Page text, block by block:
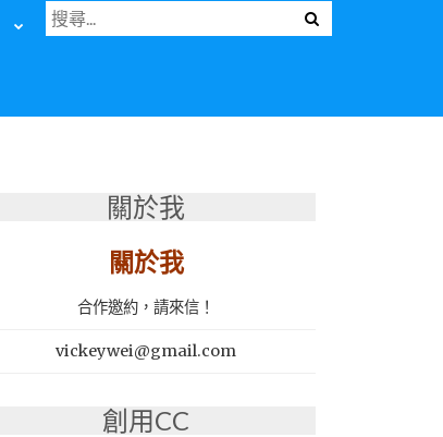
Menu
搜
尋
關於我
關於我
合作邀約，請來信！
vickeywei@gmail.com
創用CC